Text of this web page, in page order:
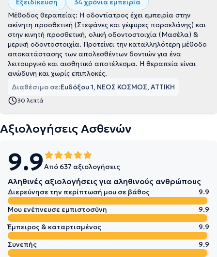
Εξειδίκευση
34 χρόνια εμπειρία
Μέθοδος θεραπείας: Η οδοντίατρος έχει εμπειρία στην
ακίνητη προσθετική (Στεφάνες και γέφυρες πορσελάνης) και
στην κινητή προσθετική, ολική οδοντοστοιχία (Μασέλα) &
μερική οδοντοστοιχία. Προτείνει την καταλληλότερη μέθοδο
αποκατάστασης των απολεσθέντων δοντιών για ένα
λειτουργικό και αισθητικό αποτέλεσμα. Η θεραπεία είναι
ανώδυνη και χωρίς επιπλοκές.
Διαθέσιμο σε:Ευδόξου 1, ΝΕΟΣ ΚΟΣΜΟΣ, ΑΤΤΙΚΗ
30 λεπτά
Αξιολογήσεις Ασθενών
9.9Από 637 αξιολογήσεις
Αληθινές αξιολογήσεις για αληθινούς ανθρώπους
Διερεύνησε την περίπτωσή μου σε βάθος
9.9
Μου ενέπνευσε εμπιστοσύνη
9.9
Έμπειρος & καταρτισμένος
9.9
Συνεπής
9.9